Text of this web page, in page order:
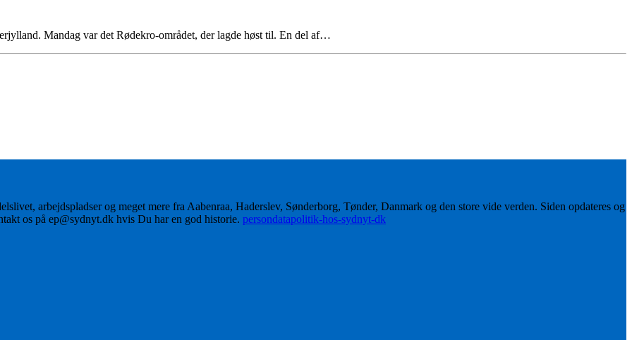
Mandag var det Rødekro-området, der lagde høst til. En del af…
arbejdspladser og meget mere fra Aabenraa, Haderslev, Sønderborg, Tønder, Danmark og den store vide verden. Siden opdateres og
os på ep@sydnyt.dk hvis Du har en god historie. persondatapolitik-hos-sydnyt-dk